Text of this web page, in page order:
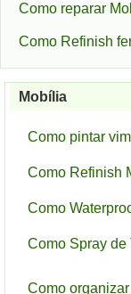
Como reparar
Como Refinish
Mobília
Como pintar
Como Refinish
Como
Como Spray de
Como